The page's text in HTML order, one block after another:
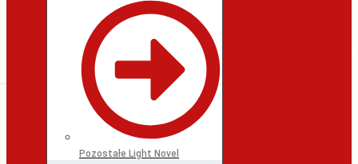
Pozostałe Light Novel